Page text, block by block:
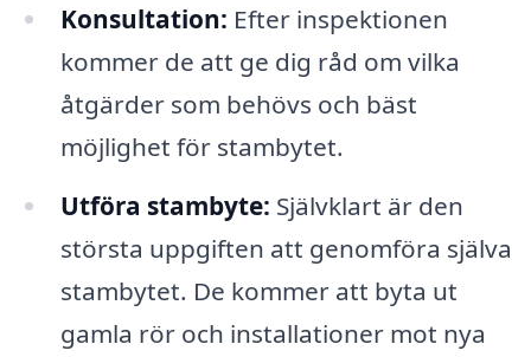
Konsultation: Efter inspektionen
kommer de att ge dig råd om vilka
åtgärder som behövs och bäst
möjlighet för stambytet.
Utföra stambyte: Självklart är den
största uppgiften att genomföra själva
stambytet. De kommer att byta ut
gamla rör och installationer mot nya